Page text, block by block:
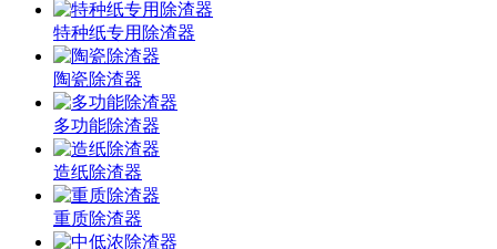
特种纸专用除渣器
陶瓷除渣器
多功能除渣器
造纸除渣器
重质除渣器